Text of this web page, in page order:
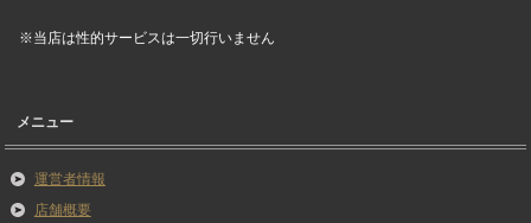
※当店は性的サービスは一切行いません
メニュー
運営者情報
店舗概要